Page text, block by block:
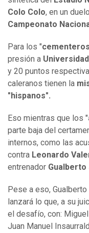
Colo Colo, en un
Campeonato
Para los "cementeros
presión a
y 20 puntos
caleranos tienen la
"hispanos".
Eso mientras que los "
parte baja del
internos, como las
contra Leonardo
entrenador Gualberto
Pese a eso,
lanzará lo que, a su
el desafío, con:
Juan Manuel